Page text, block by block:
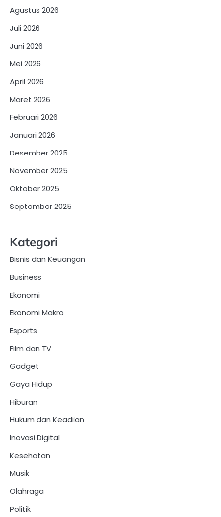
Agustus 2026
Juli 2026
Juni 2026
Mei 2026
April 2026
Maret 2026
Februari 2026
Januari 2026
Desember 2025
November 2025
Oktober 2025
September 2025
Kategori
Bisnis dan Keuangan
Business
Ekonomi
Ekonomi Makro
Esports
Film dan TV
Gadget
Gaya Hidup
Hiburan
Hukum dan Keadilan
Inovasi Digital
Kesehatan
Musik
Olahraga
Politik